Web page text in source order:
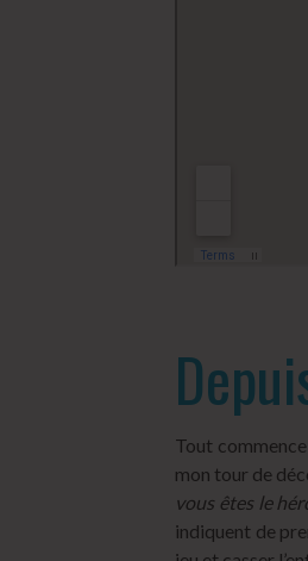
Tout
mon tour de
vous êtes le
indiquent de